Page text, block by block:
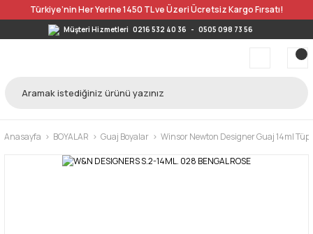
Türkiye’nin Her Yerine 1450 TL ve Üzeri Ücretsiz Kargo Fırsatı!
Müşteri Hizmetleri 0216 532 40 36 - 0505 098 73 56
Anasayfa BOYALAR Guaj Boyalar Winsor Newton Designer Guaj 14ml Tüp